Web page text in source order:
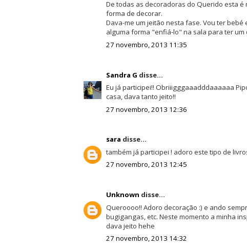
De todas as decoradoras do Querido esta
forma de decorar.
Dava-me um jeitão nesta fase. Vou ter
alguma forma "enfiá-lo" na sala para ter
27 novembro, 2013 11:35
Sandra G disse...
Eu já participei!! Obriiigggaaadddaaaaaa
casa, dava tanto jeito!!
27 novembro, 2013 12:36
sara disse...
também já participei ! adoro este tipo de
27 novembro, 2013 12:45
Unknown disse...
Queroooo!! Adoro decoração :) e ando
bugigangas, etc. Neste momento a minha
dava jeito hehe
27 novembro, 2013 14:32